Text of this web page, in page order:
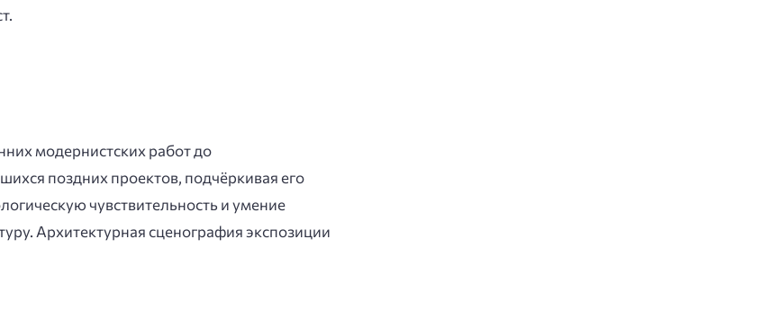
модернистских работ до
поздних проектов, подчёркивая его
чувствительность и умение
Архитектурная сценография экспозиции